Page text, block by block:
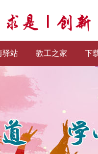
驿站 教工之家 下